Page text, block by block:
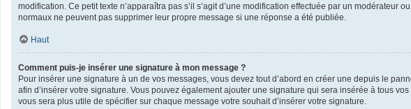
modification. Ce petit texte n’apparaîtra pas s’il s’agit d’une modification effectuée par un
normaux ne peuvent pas supprimer leur propre message si une réponse a été publiée.
Haut
Comment puis-je insérer une signature à mon message ?
Pour insérer une signature à un de vos messages, vous devez tout d’abord en créer une depuis le
afin d’insérer votre signature. Vous pouvez également ajouter une signature qui sera insérée à tous
vous sera plus utile de spécifier sur chaque message votre souhait d’insérer votre signature.